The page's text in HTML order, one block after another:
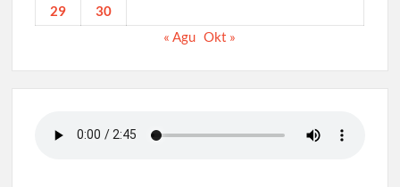
29
30
« Agu Okt »